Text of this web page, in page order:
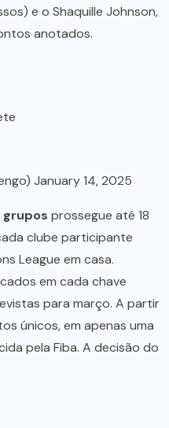
e o Shaquille Johnson,
anotados.
January 14, 2025
grupos prossegue até 18
clube participante
League em casa.
em cada chave
para março. A partir
únicos, em apenas uma
pela Fiba. A decisão do